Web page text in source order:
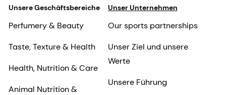
Unsere Geschäftsbereiche
Perfumery & Beauty
Taste, Texture & Health
Health, Nutrition & Care
Animal Nutrition &
Unser Unternehmen
Our sports partnerships
Unser Ziel und unsere
Werte
Unsere Führung